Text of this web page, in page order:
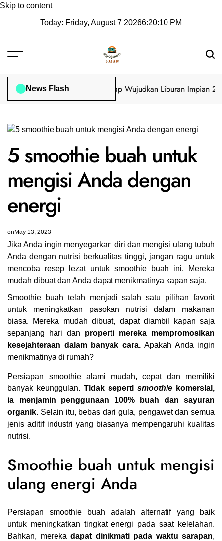
Skip to content
Today: Friday, August 7 20266:20:11 PM
News Flash
di GoVisa: Panduan Lengkap Wujudkan Liburan Impian 2025
5 smoothie buah untuk
mengisi Anda dengan
energi
on May 13, 2023
Jika Anda ingin menyegarkan diri dan mengisi ulang tubuh
Anda dengan nutrisi berkualitas tinggi, jangan ragu untuk
mencoba resep lezat untuk smoothie buah ini. Mereka
mudah dibuat dan Anda dapat menikmatinya kapan saja.
Smoothie buah telah menjadi salah satu pilihan favorit
untuk meningkatkan pasokan nutrisi dalam makanan
biasa. Mereka mudah dibuat, dapat diambil kapan saja
sepanjang hari dan properti mereka mempromosikan
kesejahteraan dalam banyak cara.Apakah Anda ingin
menikmatinya di rumah?
Persiapan smoothie alami mudah, cepat dan memiliki
banyak keunggulan. Tidak seperti smoothie komersial,
ia menjamin penggunaan 100% buah dan sayuran
organik. Selain itu, bebas dari gula, pengawet dan semua
jenis aditif industri yang biasanya mempengaruhi kualitas
nutrisi.
Smoothie buah untuk mengisi
ulang energi Anda
Persiapan smoothie buah adalah alternatif yang baik
untuk meningkatkan tingkat energi pada saat kelelahan.
Bahkan, mereka dapat dinikmati pada waktu sarapan,